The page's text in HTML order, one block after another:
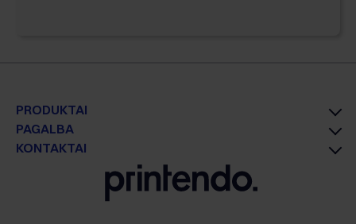
PRODUKTAI
PAGALBA
KONTAKTAI